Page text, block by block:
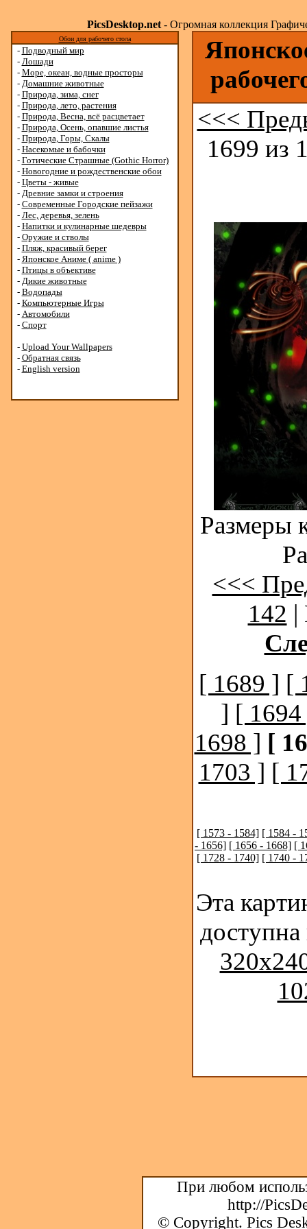
PicsDesktop.net- Огромная коллекция
Обои для рабочего стола
- Подводный мир
- Лошади
- Море, океан, водные просторы
- Домашние животные
- Природа, зима, снег
- Природа, лето, растения
- Природа, Весна, всё расцветает
- Природа, Осень, опавшие листья
- Природа, Горы, Скалы
- Насекомые и бабочки
- Готические Страшные (Gothic Horror)
- Новогодние и рождественские обои
- Цветы - живые
- Древние замки и строения
- Современные Городские пейзажи
- Лес, деревья, зелень
- Напитки и кулинарные шедевры
- Оружие и стволы
- Пляж, красивый берег
- Японское Аниме ( anime )
- Птицы в объективе
- Дикие животные
- Водопады
- Компьютерные Игры
- Автомобили
- Спорт
- Upload Your Wallpapers
- Обратная связь
- English version
<<<
1699 из
Размеры
<<<
142 |
[ 1689 ] [
] [
1698 ] [
1703 ] [
[ 1573 - 1584] [ 1584 -
- 1656] [ 1656 - 1668] [
[ 1728 - 1740] [ 1740 -
Эта
При любом
http://
© Copyright. Pics